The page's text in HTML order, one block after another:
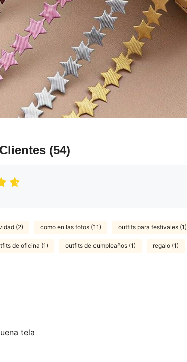
(54)
(2) como en las fotos (11) outfits para festivales (1)
de oficina (1) outfits de cumpleaños (1) regalo (1)
tela